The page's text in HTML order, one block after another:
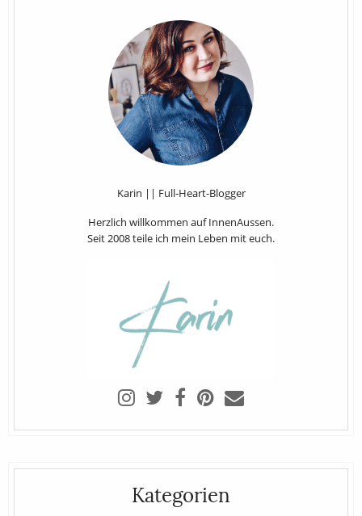
Karin || Full-Heart-Blogger
Herzlich willkommen auf InnenAussen.
Seit 2008 teile ich mein Leben mit euch.
Kategorien